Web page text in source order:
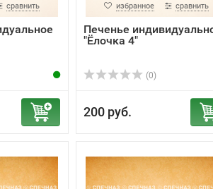
сравнить избранное сравнить
Печенье
"Ёлочка 4"
(0)
200 руб.